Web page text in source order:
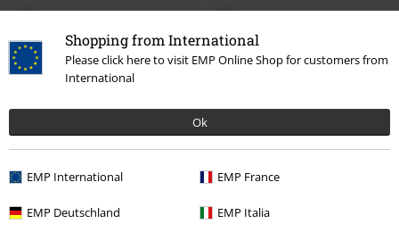
Shopping from International
Please click here to visit EMP Online Shop for customers from
International
Ok
EMP International EMP France
EMP Deutschland EMP Italia
kr 159,00
15% RABATT
kr 679,00
kr 577,00